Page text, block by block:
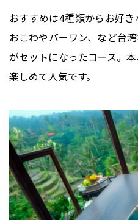
おすすめは4種類からお好き
おこわやバーワン、など台
がセットになったコース。
楽しめて人気です。